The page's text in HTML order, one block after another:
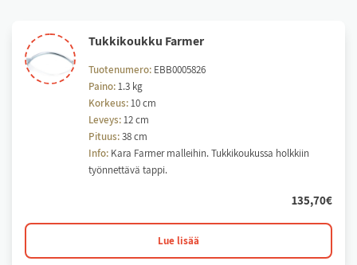
Tuk­ki­kouk­ku Far­mer
Tuotenumero: EBB0005826
Paino:1.3 kg
Korkeus:10 cm
Leveys:12 cm
Pituus:38 cm
Info: Kara Farmer malleihin. Tukkikoukussa holkkiin
työnnettävä tappi.
135,70€
Lue lisää